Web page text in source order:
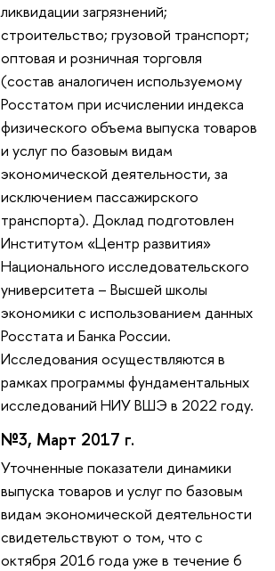
ликвидации загрязнений;
строительство; грузовой транспорт;
оптовая и розничная торговля
(состав аналогичен используемому
Росстатом при исчислении индекса
физического объема выпуска товаров
и услуг по базовым видам
экономической деятельности, за
исключением пассажирского
транспорта). Доклад подготовлен
Институтом «Центр развития»
Национального исследовательского
университета – Высшей школы
экономики с использованием данных
Росстата и Банка России.
Исследования осуществляются в
рамках программы фундаментальных
исследований НИУ ВШЭ в 2022 году.
№3, Март 2017 г.
Уточненные показатели динамики
выпуска товаров и услуг по базовым
видам экономической деятельности
свидетельствуют о том, что с
октября 2016 года уже в течение 6